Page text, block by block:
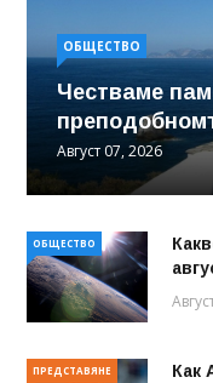
ОБЩЕСТВО
Честваме
Август 07, 2026
ОБЩЕСТВО
ПРЕДСТАВЯНЕ
Как